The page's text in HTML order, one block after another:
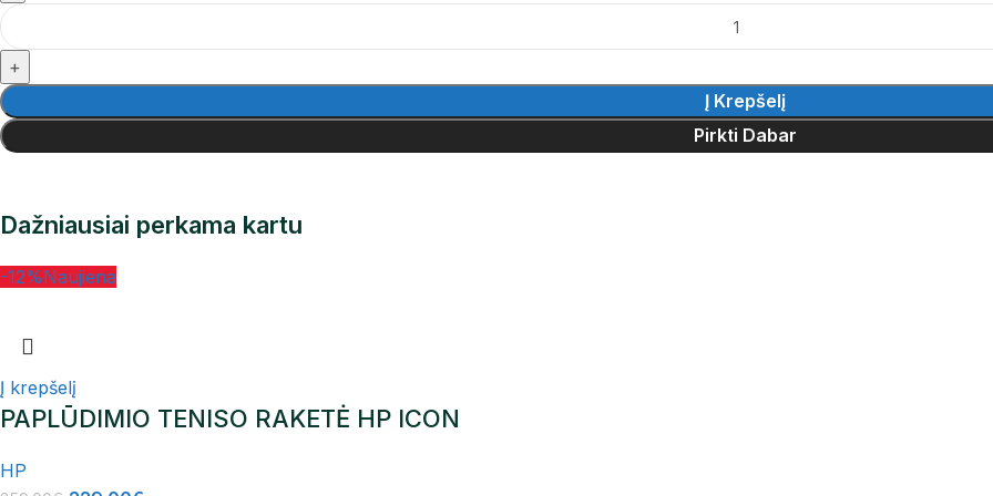
Į Krepšelį
Pirkti Dabar
Dažniausiai perkama kartu
-12%Naujiena
Į krepšelį
PAPLŪDIMIO TENISO RAKETĖ HP ICON
HP